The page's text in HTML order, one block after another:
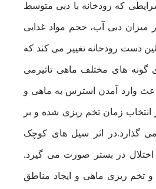
که رودخانه با دبی متوسط
میزان دبی آب، حجم مواد غذایی
دست رودخانه تغییر می کند که
گونه های مختلف ماهی تاثیرمی
باعث وارد آمدن استرس به ماهی و
انتخاب زمان تخم ریزی شده و بر
گذارد.در اثر سیل های کوچک
در بستر صورت می گیرد.
تخم ریزی ماهی و ایجاد مناطق